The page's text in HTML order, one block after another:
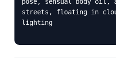
streets, floating in
lighting